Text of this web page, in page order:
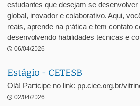
estudantes que desejam se
global, inovador e colaborativo. Aqui,
reais, aprende na prática e tem contato
desenvolvendo habilidades técnicas e
06/04/2026
Estágio - CETESB
Olá! Participe no link: pp.ciee.org.br/
02/04/2026